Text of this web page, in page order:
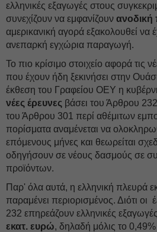
ελληνικές εξαγωγές στους
συνεχίζουν να εμφανίζουν ανοδική
αμερικανική αγορά εξακολουθεί να
ανεπαρκή εγχώρια παραγωγή.
Το πιο κρίσιμο στοιχείο αφορά τις
που έχουν ήδη ξεκινήσει στην
έκθεση του Γραφείου ΟΕΥ η
νέες έρευνες βάσει του Άρθρου
του Άρθρου 301 περί αθέμιτων
πορίσματα αναμένεται να
επόμενους μήνες και θεωρείται
οδηγήσουν σε νέους δασμούς σε
προϊόντων.
Παρ' όλα αυτά, η ελληνική πλευρά
παραμένει περιορισμένος. Διότι οι
232 επηρεάζουν ελληνικές
εκατ. ευρώ, δηλαδή μόλις το